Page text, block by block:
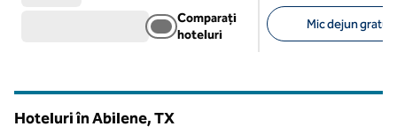
Comparați
hoteluri
Mic dejun gratuit
Hoteluri în Abilene,TX